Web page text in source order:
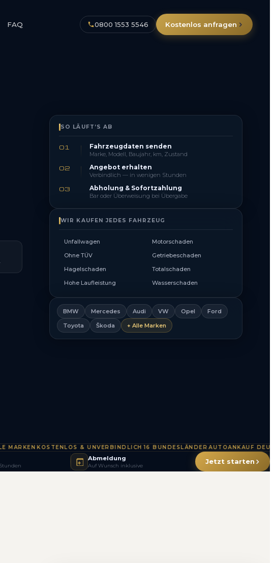
FAQ 0800 1553 5546 Kostenlos anfragen
SO LÄUFT’S AB
01 Fahrzeugdaten senden
Marke, Modell, Baujahr, km, Zustand
02 Angebot erhalten
Verbindlich — in wenigen Stunden
03 Abholung & Sofortzahlung
Bar oder Überweisung bei Übergabe
WIR KAUFEN JEDES FAHRZEUG
Unfallwagen
Motorschaden
Ohne TÜV
Getriebeschaden
Hagelschaden
Totalschaden
Hohe Laufleistung
Wasserschaden
BMW Mercedes Audi VW Opel
Ford
Toyota
Škoda + Alle Marken
·KOSTENLOS & UNVERBINDLICH·16 BUNDESLÄNDER·AUTOANKAUF
Abmeldung
Auf Wunsch inklusive Jetzt starten